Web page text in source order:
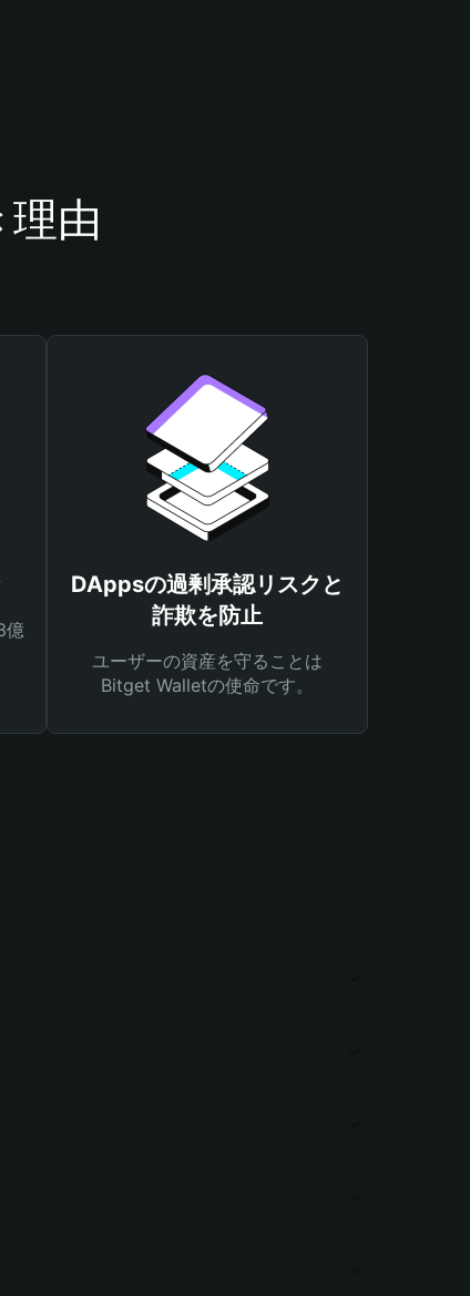
由
億
DAppsの過剰承認リスクと
詐欺を防止
ユーザーの資産を守ることは
Bitget Walletの使命です。